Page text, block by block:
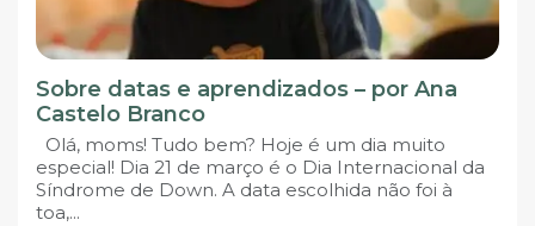
Sobre datas e aprendizados – por Ana
Castelo Branco
Olá, moms! Tudo bem? Hoje é um dia muito
especial! Dia 21 de março é o Dia Internacional da
Síndrome de Down. A data escolhida não foi à
toa,...